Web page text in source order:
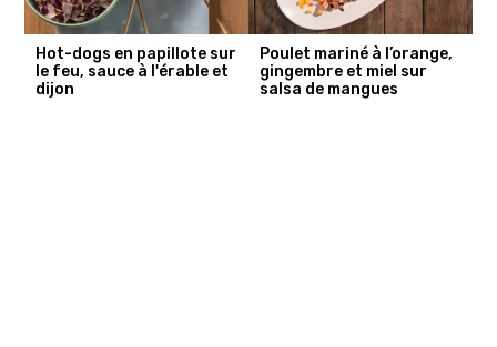
Hot-dogs en papillote sur
le feu, sauce à l'érable et
dijon
Poulet mariné à l’orange,
gingembre et miel sur
salsa de mangues